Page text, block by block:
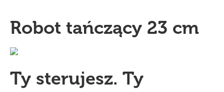
Robot tańczący 23 cm
Ty sterujesz. Ty